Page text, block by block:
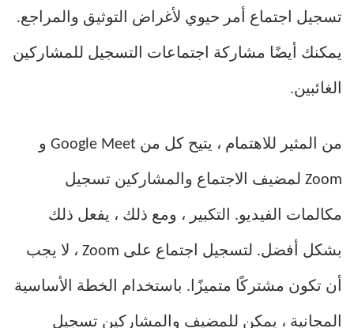
تسجيل اجتماع أمر حيوي لأغراض التوثيق والمراجع.
يمكنك أيضًا مشاركة اجتماعات التسجيل للمشاركين
الغائبين.
من المثير للاهتمام ، يتيح كل من Google Meet و
Zoom لمضيف الاجتماع والمشاركين تسجيل
مكالمات الفيديو. التكبير ، ومع ذلك ، يفعل ذلك
بشكل أفضل. لتسجيل اجتماع على Zoom ، لا يجب
أن تكون مشتركًا متميزًا. باستخدام الخطة الأساسية
المجانية ، يمكن للمضيف والمشاركين تسجيل